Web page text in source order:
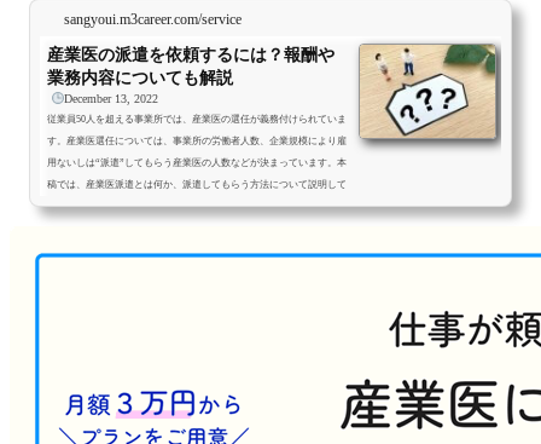
にまつわる疑問点をわかりやすく解説します。産業医との契約に関す
る法的義務産業医との契約（選任）は企業における法的義務産業医と
契...
sangyoui.m3career.com/service
産業医の派遣を依頼するには？報酬や
業務内容についても解説
December 13, 2022
従業員50人を超える事業所では、産業医の選任が義務付けられていま
す。産業医選任については、事業所の労働者人数、企業規模により雇
用ないしは“派遣”してもらう産業医の人数などが決まっています。本
稿では、産業医派遣とは何か、派遣してもらう方法について説明して
いきます。なお、「従業員に派遣社員が含まれるか」など、選任義務